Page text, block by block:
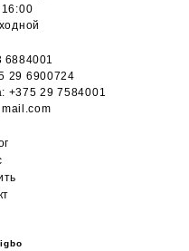
6884001
29 6900724
+375 29 7584001